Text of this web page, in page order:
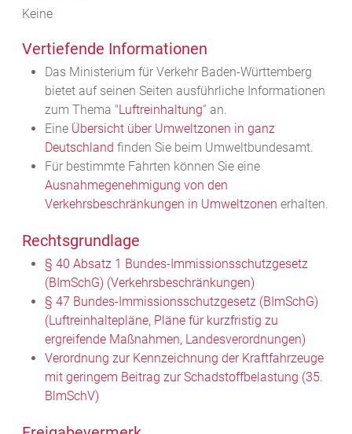
Keine
Vertiefende Informationen
Das Ministerium für Verkehr Baden-Württemberg
bietet auf seinen Seiten ausführliche Informationen
zum Thema "Luftreinhaltung“ an.
Eine Übersicht über Umweltzonen in ganz
Deutschland finden Sie beim Umweltbundesamt.
Für bestimmte Fahrten können Sie eine
Ausnahmegenehmigung von den
Verkehrsbeschränkungen in Umweltzonen erhalten.
Rechtsgrundlage
§ 40 Absatz 1 Bundes-Immissionsschutzgesetz
(BImSchG) (Verkehrsbeschränkungen)
§ 47 Bundes-Immissionsschutzgesetz (BImSchG)
(Luftreinhaltepläne, Pläne für kurzfristig zu
ergreifende Maßnahmen, Landesverordnungen)
Verordnung zur Kennzeichnung der Kraftfahrzeuge
mit geringem Beitrag zur Schadstoffbelastung (35.
BlmSchV)